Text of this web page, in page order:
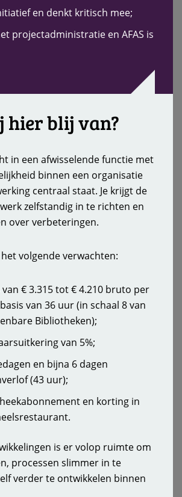
en denkt kritisch mee;
projectadministratie en AFAS is
hier blij van?
in een afwisselende functie met
binnen een organisatie
centraal staat. Je krijgt de
zelfstandig in te richten en
over verbeteringen.
volgende verwachten:
van € 3.315 tot € 4.210 bruto per
van 36 uur (in schaal 8 van
Bibliotheken);
van 5%;
en bijna 6 dagen
(43 uur);
en korting in
is er volop ruimte om
processen slimmer in te
verder te ontwikkelen binnen